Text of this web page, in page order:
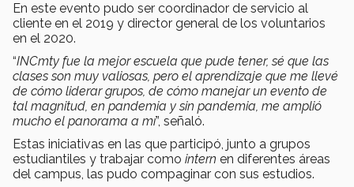
En este evento pudo ser coordinador de servicio al
cliente en el 2019 y director general de los voluntarios
en el 2020.
“INCmty fue la mejor escuela que pude tener, sé que las
clases son muy valiosas, pero el aprendizaje que me llevé
de cómo liderar grupos, de cómo manejar un evento de
tal magnitud, en pandemia y sin pandemia, me amplió
mucho el panorama a mí”, señaló.
Estas iniciativas en las que participó, junto a grupos
estudiantiles y trabajar como intern en diferentes áreas
del campus, las pudo compaginar con sus estudios.